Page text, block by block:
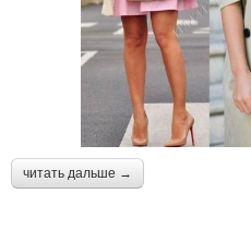
читать дальше →